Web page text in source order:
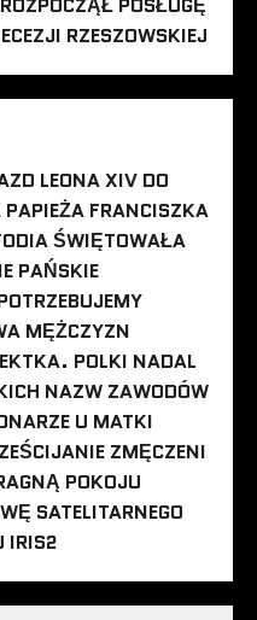
RZESZOWSKIEJ
LEONA XIV DO
FRANCISZKA
ŚWIĘTOWAŁA
PAŃSKIE
MĘŻCZYZN
POLKI NADAL
NAZW ZAWODÓW
U MATKI
ZMĘCZENI
POKOJU
SATELITARNEGO
IRIS2